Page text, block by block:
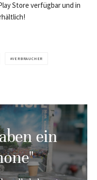
Store verfügbar und in
VERBRAUCHER
ein